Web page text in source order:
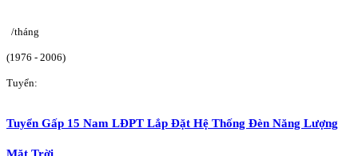
/tháng
(1976 - 2006)
Tuyển:
Tuyển Gấp 15 Nam LĐPT Lắp Đặt Hệ Thống Đèn Năng Lượng
Mặt Trời